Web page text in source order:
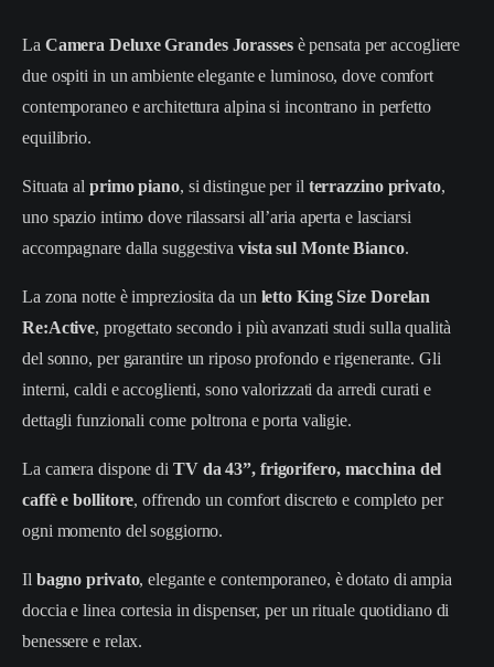
La Camera Deluxe Grandes Jorassesè pensata per accogliere
due ospiti in un ambiente elegante e luminoso, dove comfort
contemporaneo e architettura alpina si incontrano in perfetto
equilibrio.
Situata al primo piano, si distingue per il terrazzino privato,
uno spazio intimo dove rilassarsi all’aria aperta e lasciarsi
accompagnare dalla suggestiva vista sul Monte Bianco.
La zona notte è impreziosita da un letto King Size Dorelan
Re:Active, progettato secondo i più avanzati studi sulla qualità
del sonno, per garantire un riposo profondo e rigenerante. Gli
interni, caldi e accoglienti, sono valorizzati da arredi curati e
dettagli funzionali come poltrona e porta valigie.
La camera dispone di TV da 43”, frigorifero, macchina del
caffè e bollitore, offrendo un comfort discreto e completo per
ogni momento del soggiorno.
Il bagno privato, elegante e contemporaneo, è dotato di ampia
doccia e linea cortesia in dispenser, per un rituale quotidiano di
benessere e relax.